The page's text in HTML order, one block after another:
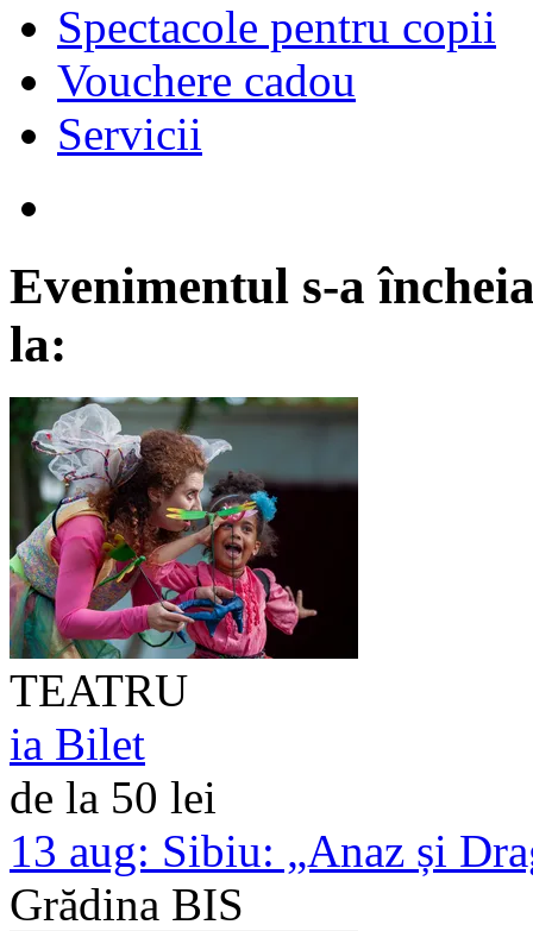
Spectacole pentru copii
Vouchere cadou
Servicii
Evenimentul s-a
la:
TEATRU
ia Bilet
de la 50 lei
13 aug: Sibiu: „Anaz și
Grădina BIS